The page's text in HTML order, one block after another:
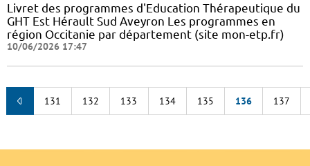
Livret des programmes d'Education Thérapeutique du
GHT Est Hérault Sud Aveyron Les programmes en
région Occitanie par département (site mon-etp.fr)
10/06/2026 17:47
131 132 133 134 135 136 137